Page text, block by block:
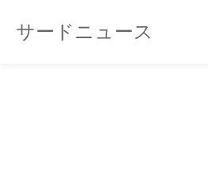
サードニュース